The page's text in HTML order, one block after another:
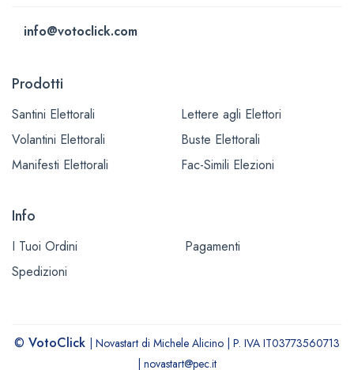
info@votoclick.com
Prodotti
Santini Elettorali
Volantini Elettorali
Manifesti Elettorali
Lettere agli Elettori
Buste Elettorali
Fac-Simili Elezioni
Info
I Tuoi Ordini
Pagamenti
Spedizioni
© VotoClick
| Novastart di Michele Alicino | P. IVA IT03773560713
| novastart@pec.it